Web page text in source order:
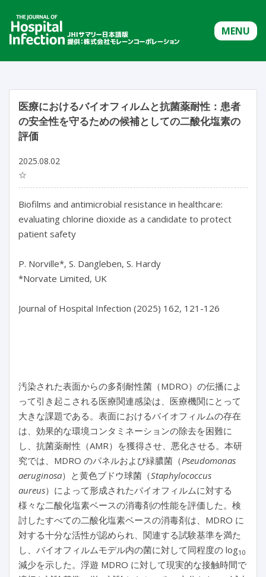
MENU
医療におけるバイオフィルムと抗菌薬耐性：患者
の安全性を守るための候補としての二酸化塩素の
評価
2025.08.02
☆
Biofilms and antimicrobial resistance in healthcare:
evaluating chlorine dioxide as a candidate to protect
patient safety
P. Norville*, S. Dangleben, S. Hardy
*Norvate Limited, UK
Journal of Hospital Infection (2025) 162, 121-126
汚染された表面からの多剤耐性菌（MDRO）の伝播によ
って引き起こされる医療関連感染は、医療機関にとって
大きな課題である。表面におけるバイオフィルムの存在
は、効果的な環境コンタミネーションの除去を困難に
し、抗菌薬耐性（AMR）を獲得させ、悪化させる。本研
究では、MDRO のパネルおよび緑膿菌（Pseudomonas
aeruginosa）と黄色ブドウ球菌（Staphylococcus
aureus）によって形成されたバイオフィルムに対する
様々な二酸化塩素ベースの消毒剤の性能を評価した。検
討したすべての二酸化塩素ベースの消毒剤は、MDRO に
対する十分な活性が認められ、関連する試験基準を満た
し、バイオフィルムモデル内の菌に対して同程度の log10
減少を示した。浮遊 MDRO に対して現実的な接触時間で